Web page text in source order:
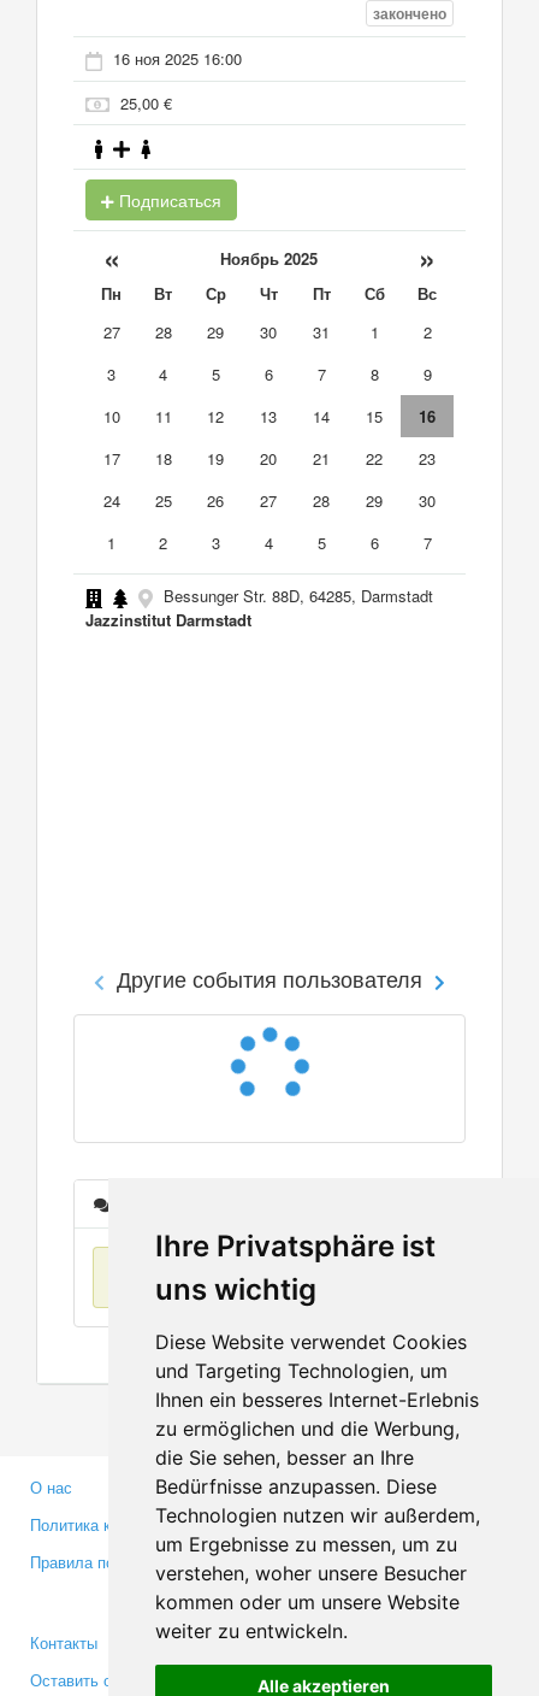
Ihre Privatsphäre ist
uns wichtig
Diese Website verwendet Cookies
und Targeting Technologien, um
Ihnen ein besseres Internet-Erlebnis
zu ermöglichen und die Werbung,
die Sie sehen, besser an Ihre
Bedürfnisse anzupassen. Diese
Technologien nutzen wir außerdem,
um Ergebnisse zu messen, um zu
verstehen, woher unsere Besucher
kommen oder um unsere Website
weiter zu entwickeln.
Alle akzeptieren
закончено
16 ноя 2025 16:00
25,00 €
Подписаться
« Ноябрь 2025 »
Пн Вт Ср Чт Пт Сб
Вс
27
28 29 30 31 1
2
3
4 5 6 7 8
9
10
11 12 13 14 15
16
17
18 19 20 21 22
23
24
25 26 27 28 29
30
1
2 3 4 5 6 7
Bessunger Str. 88D, 64285, Darmstadt
Jazzinstitut Darmstadt
Другие события пользователя
О нас
Политика конфиденциальности
Правила пользования
Партнерам
Инвесторам
Медиа
Контакты
Оставить отзыв
Facebook
Twitter